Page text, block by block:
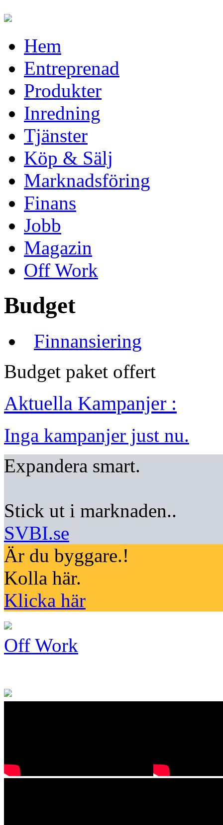
Hem
Entreprenad
Produkter
Inredning
Tjänster
Köp & Sälj
Marknadsföring
Finans
Jobb
Magazin
Off Work
Budget
Finnansiering
Budget paket offert
Aktuella Kampanjer :
Inga kampanjer just nu.
Expandera smart.
Stick ut i marknaden..
SVBI.se
Är du byggare.!
Kolla här.
Klicka här
Off Work